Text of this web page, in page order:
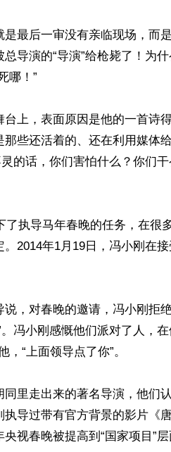
最后一审没有亲临现场，而
导演的“导演”给枪毙了！为
哪！”
上，表面原因是他的一首诗
些还活着的、还在利用媒体
的话，你们害怕什么？你们
了执导马年春晚的任务，在很
2014年1月19日，冯小刚在
，对春晚的邀请，冯小刚拒
冯小刚感慨他们派对了人，
，“上面领导点了你”。
里走出来的著名导演，他们
导过带有官方背景的影片《
视春晚被提高到“国家项目”